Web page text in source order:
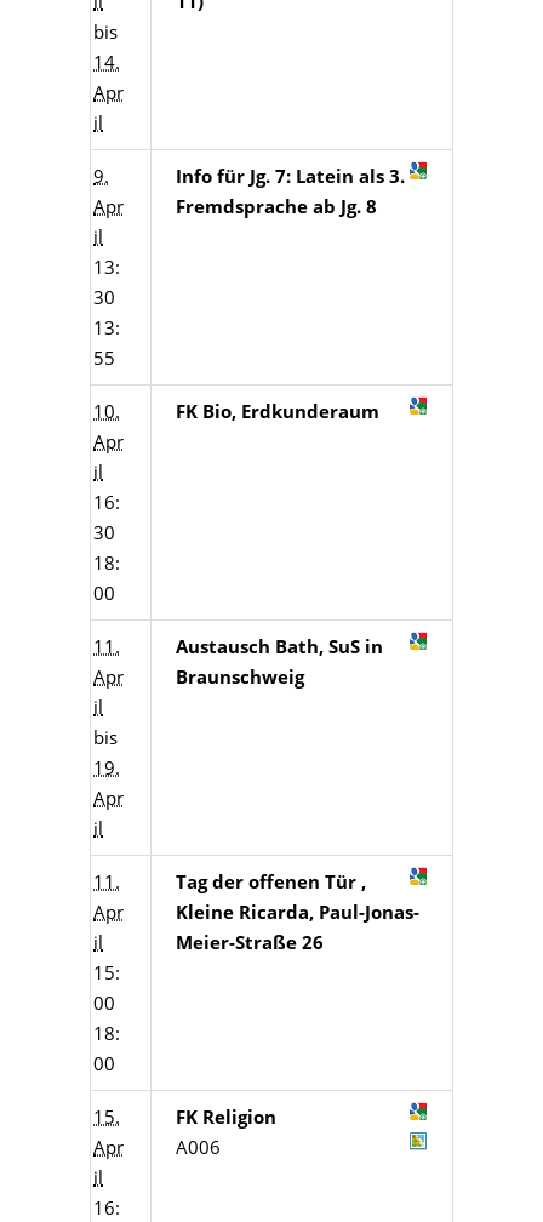
bis
14.
Apr
il
9.
Apr
il
13:
30
13:
55
Info für Jg. 7: Latein als 3.
Fremdsprache ab Jg. 8
10.
Apr
il
16:
30
18:
00
FK Bio, Erdkunderaum
11.
Apr
il
bis
19.
Apr
il
Austausch Bath, SuS in
Braunschweig
11.
Apr
il
15:
00
18:
00
Tag der offenen Tür ,
Kleine Ricarda, Paul-Jonas-
Meier-Straße 26
15.
Apr
il
16:
FK Religion
A006